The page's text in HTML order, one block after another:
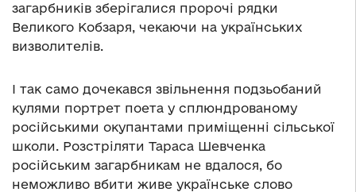
загарбників зберігалися пророчі рядки
Великого Кобзаря, чекаючи на українських
визволителів.
І так само дочекався звільнення подзьобаний
кулями портрет поета у сплюндрованому
російськими окупантами приміщенні сільської
школи. Розстріляти Тараса Шевченка
російським загарбникам не вдалося, бо
неможливо вбити живе українське слово